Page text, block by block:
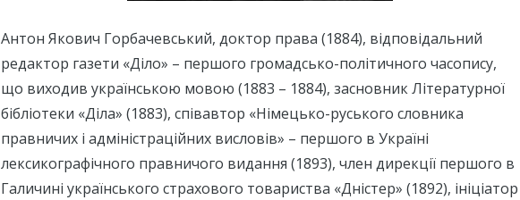
Антон Якович Горбачевський, доктор права (1884), відповідальний
редактор газети «Діло» – першого громадсько-політичного часопису,
що виходив українською мовою (1883 – 1884), засновник Літературної
бібліотеки «Діла» (1883), співавтор «Німецько-руського словника
правничих і адміністраційних висловів» – першого в Україні
лексикографічного правничого видання (1893), член дирекції першого в
Галичині українського страхового товариства «Дністер» (1892), ініціатор